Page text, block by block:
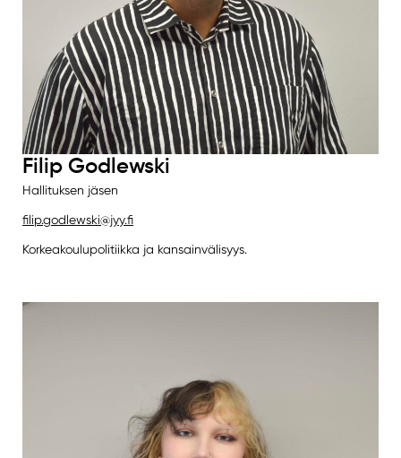
Filip Godlewski
Hallituksen jäsen
filip.godlewski@jyy.fi
Korkeakoulupolitiikka ja kansainvälisyys.